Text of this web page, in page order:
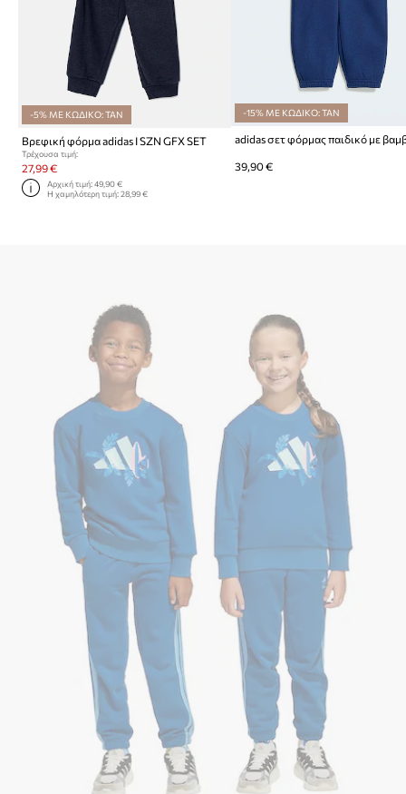
-5% ΜΕ ΚΩΔΙΚΟ: TAN
Βρεφική φόρμα adidas I SZN GFX SET
Τρέχουσα τιμή:
27,99 €
Αρχική τιμή:49,90 €
Η χαμηλότερη τιμή:28,99 €
-15% ΜΕ ΚΩΔΙΚΟ: TAN
39,90 €